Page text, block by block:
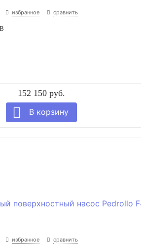
избранное сравнить
152 150 руб.
избранное сравнить